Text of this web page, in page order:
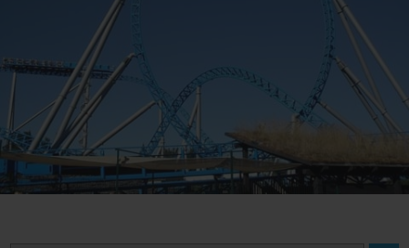
Mitgliederversammlung
Mitglieder
Veranstaltungen
Organisation